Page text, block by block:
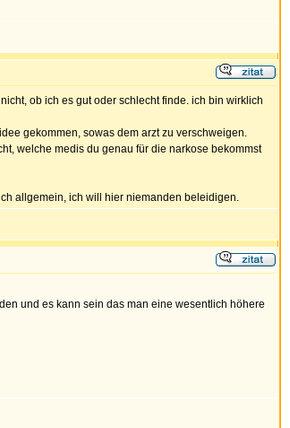
ob ich es gut oder schlecht finde. ich bin wirklich
gekommen, sowas dem arzt zu verschweigen.
welche medis du genau für die narkose bekommst
allgemein, ich will hier niemanden beleidigen.
und es kann sein das man eine wesentlich höhere